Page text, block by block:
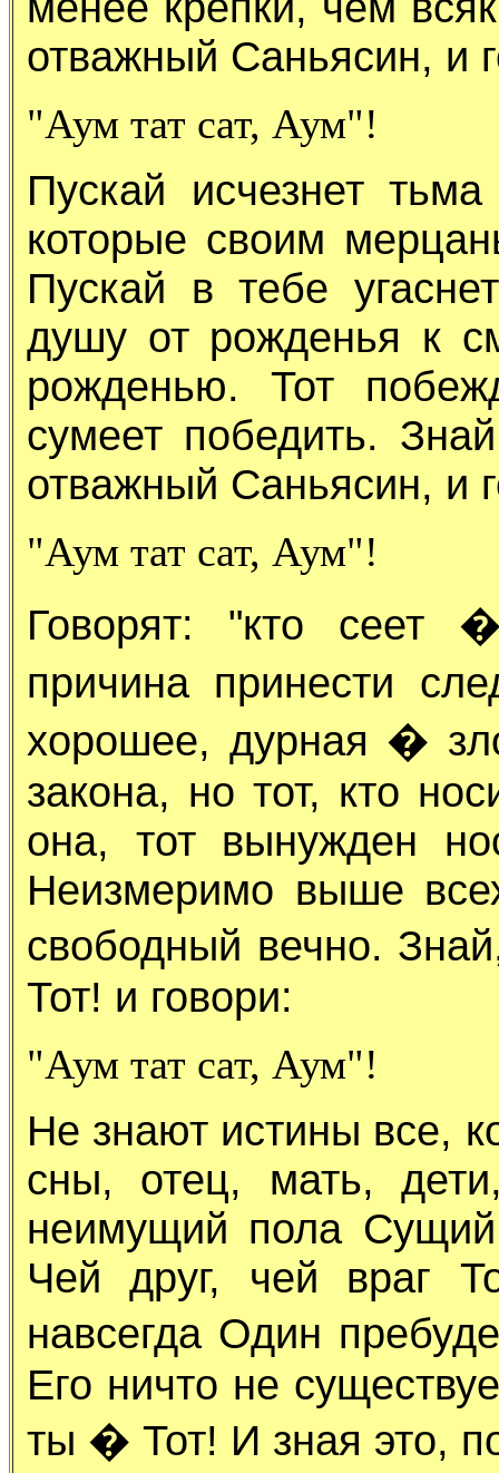
отважный Саньясин, и
"Аум тат сат, Аум"!
Пускай исчезнет
которые своим
Пускай в тебе
душу от рожденья к
рожденью. Тот
сумеет победить.
отважный Саньясин, и
"Аум тат сат, Аум"!
Говорят: "кто сеет
причина принести
хорошее, дурная �
закона, но тот, кто
она, тот вынужден
Неизмеримо выше
свободный вечно.
Тот! и говори:
"Аум тат сат, Аум"!
Не знают истины все,
сны, отец, мать,
неимущий пола
Чей друг, чей враг
навсегда Один
Его ничто не
ты � Тот! И зная это,